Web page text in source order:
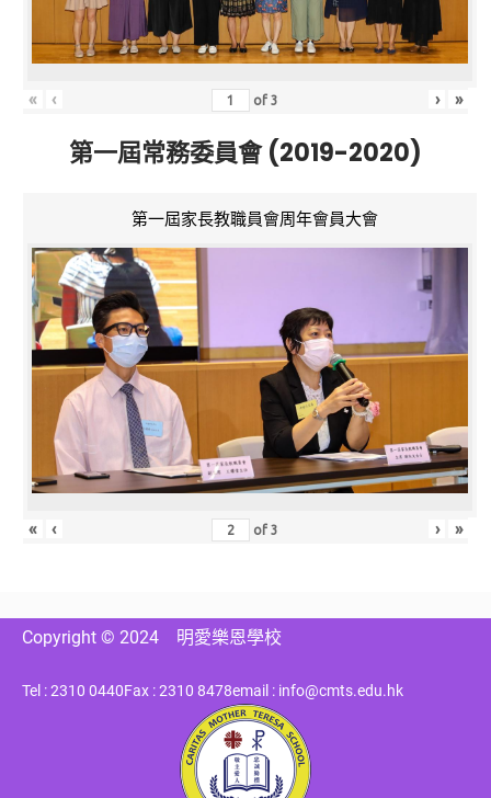
« ‹ of3 › »
第一屆常務委員會 (2019-2020)
第一屆家長教職員會周年會員大會
« ‹ of3 › »
Copyright © 2024 明愛樂恩學校
Tel : 2310 0440Fax : 2310 8478email : info@cmts.edu.hk